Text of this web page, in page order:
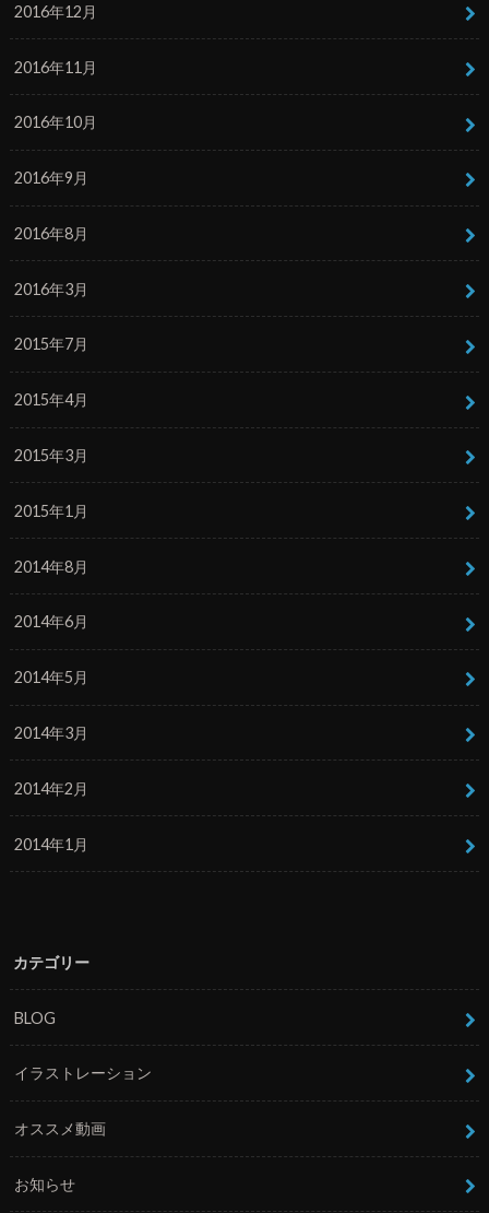
2016年12月
2016年11月
2016年10月
2016年9月
2016年8月
2016年3月
2015年7月
2015年4月
2015年3月
2015年1月
2014年8月
2014年6月
2014年5月
2014年3月
2014年2月
2014年1月
カテゴリー
BLOG
イラストレーション
オススメ動画
お知らせ